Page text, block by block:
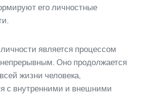
его личностные
является процессом
Оно продолжается
жизни человека,
с внутренними и внешними